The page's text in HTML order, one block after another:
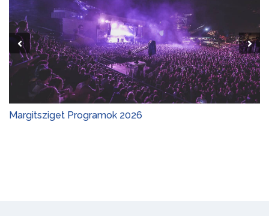
Margitsziget Programok 2026